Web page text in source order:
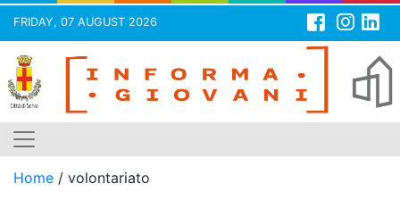
FRIDAY, 07 AUGUST 2026
Skip
content
Home / volontariato